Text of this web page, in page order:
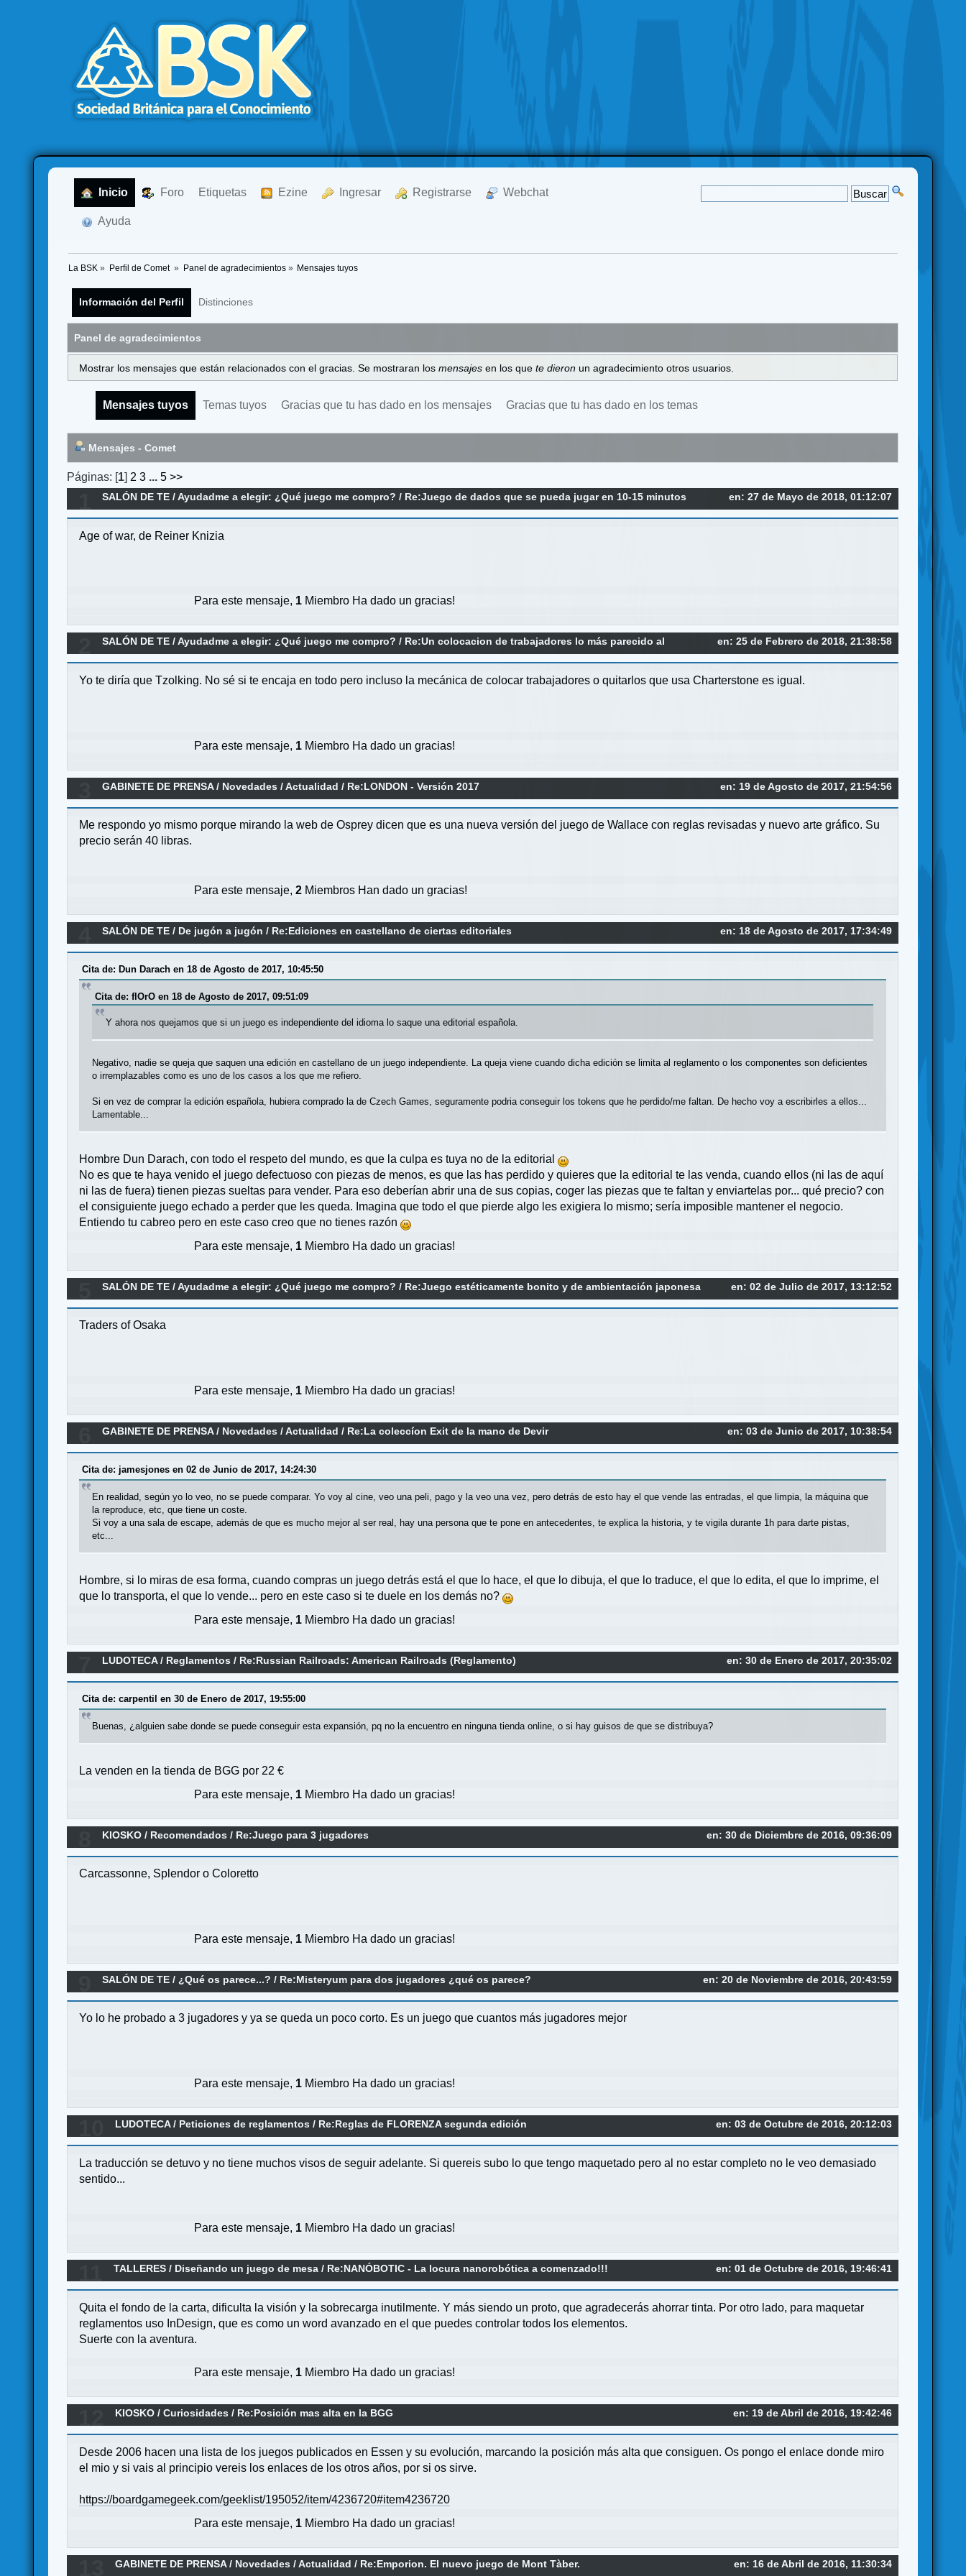
Inicio Foro Etiquetas Ezine Ingresar Registrarse Webchat
Ayuda
La BSK » Perfil de Comet » Panel de agradecimientos» Mensajes tuyos
Información del Perfil Distinciones
Panel de agradecimientos
Mostrar los mensajes que están relacionados con el gracias. Se mostraran los mensajes en los que te dieron un agradecimiento otros usuarios.
Mensajes tuyos Temas tuyos Gracias que tu has dado en los mensajes Gracias que tu has dado en los temas
Mensajes - Comet
Páginas: [1] 2 3 ...5 >>
en: 27 de Mayo de 2018, 01:12:07
SALÓN DE TE /Ayudadme a elegir: ¿Qué juego me compro? / Re:Juego de dados que se pueda jugar en 10-15 minutos
Age of war, de Reiner Knizia
Para este mensaje, 1 Miembro Ha dado un gracias!
en: 25 de Febrero de 2018, 21:38:58
SALÓN DE TE /Ayudadme a elegir: ¿Qué juego me compro? / Re:Un colocacion de trabajadores lo más parecido al
Chartestone pero sin Legacy
Yo te diría que Tzolking. No sé si te encaja en todo pero incluso la mecánica de colocar trabajadores o quitarlos que usa Charterstone es igual.
Para este mensaje, 1 Miembro Ha dado un gracias!
en: 19 de Agosto de 2017, 21:54:56
GABINETE DE PRENSA/ Novedades / Actualidad / Re:LONDON - Versión 2017
Me respondo yo mismo porque mirando la web de Osprey dicen que es una nueva versión del juego de Wallace con reglas revisadas y nuevo arte gráfico. Su
precio serán 40 libras.
Para este mensaje,2 Miembros Han dado un gracias!
en: 18 de Agosto de 2017, 17:34:49
SALÓN DE TE / De jugón a jugón / Re:Ediciones en castellano de ciertas editoriales
Cita de: Dun Darach en 18 de Agosto de 2017, 10:45:50
Cita de: flOrO en 18 de Agosto de 2017, 09:51:09
Y ahora nos quejamos que si un juego es independiente del idioma lo saque una editorial española.
Negativo, nadie se queja que saquen una edición en castellano de un juego independiente. La queja viene cuando dicha edición se limita al reglamento o los componentes son deficientes
o irremplazables como es uno de los casos a los que me refiero.
Si en vez de comprar la edición española, hubiera comprado la de Czech Games, seguramente podria conseguir los tokens que he perdido/me faltan. De hecho voy a escribirles a ellos...
Lamentable...
Hombre Dun Darach, con todo el respeto del mundo, es que la culpa es tuya no de la editorial
No es que te haya venido el juego defectuoso con piezas de menos, es que las has perdido y quieres que la editorial te las venda, cuando ellos (ni las de aquí
ni las de fuera) tienen piezas sueltas para vender. Para eso deberían abrir una de sus copias, coger las piezas que te faltan y enviartelas por... qué precio? con
el consiguiente juego echado a perder que les queda. Imagina que todo el que pierde algo les exigiera lo mismo; sería imposible mantener el negocio.
Entiendo tu cabreo pero en este caso creo que no tienes razón
Para este mensaje, 1 Miembro Ha dado un gracias!
en: 02 de Julio de 2017, 13:12:52
SALÓN DE TE /Ayudadme a elegir: ¿Qué juego me compro? / Re:Juego estéticamente bonito y de ambientación japonesa
Traders of Osaka
Para este mensaje, 1 Miembro Ha dado un gracias!
en: 03 de Junio de 2017, 10:38:54
GABINETE DE PRENSA/ Novedades / Actualidad / Re:La coleccíon Exit de la mano de Devir
Cita de: jamesjones en 02 de Junio de 2017, 14:24:30
En realidad, según yo lo veo, no se puede comparar. Yo voy al cine, veo una peli, pago y la veo una vez, pero detrás de esto hay el que vende las entradas, el que limpia, la máquina que
la reproduce, etc, que tiene un coste.
Si voy a una sala de escape, además de que es mucho mejor al ser real, hay una persona que te pone en antecedentes, te explica la historia, y te vigila durante 1h para darte pistas,
etc...
Hombre, si lo miras de esa forma, cuando compras un juego detrás está el que lo hace, el que lo dibuja, el que lo traduce, el que lo edita, el que lo imprime, el
que lo transporta, el que lo vende... pero en este caso si te duele en los demás no?
Para este mensaje, 1 Miembro Ha dado un gracias!
en: 30 de Enero de 2017, 20:35:02
LUDOTECA/ Reglamentos / Re:Russian Railroads: American Railroads (Reglamento)
Cita de: carpentil en 30 de Enero de 2017, 19:55:00
Buenas, ¿alguien sabe donde se puede conseguir esta expansión, pq no la encuentro en ninguna tienda online, o si hay guisos de que se distribuya?
La venden en la tienda de BGG por 22 €
Para este mensaje, 1 Miembro Ha dado un gracias!
en: 30 de Diciembre de 2016, 09:36:09
KIOSKO / Recomendados / Re:Juego para 3 jugadores
Carcassonne, Splendor o Coloretto
Para este mensaje, 1 Miembro Ha dado un gracias!
en: 20 de Noviembre de 2016, 20:43:59
SALÓN DE TE / ¿Qué os parece...? / Re:Misteryum para dos jugadores ¿qué os parece?
Yo lo he probado a 3 jugadores y ya se queda un poco corto. Es un juego que cuantos más jugadores mejor
Para este mensaje, 1 Miembro Ha dado un gracias!
en: 03 de Octubre de 2016, 20:12:03
LUDOTECA/ Peticiones de reglamentos / Re:Reglas de FLORENZA segunda edición
La traducción se detuvo y no tiene muchos visos de seguir adelante. Si quereis subo lo que tengo maquetado pero al no estar completo no le veo demasiado
sentido...
Para este mensaje, 1 Miembro Ha dado un gracias!
en: 01 de Octubre de 2016, 19:46:41
TALLERES / Diseñando un juego de mesa / Re:NANÓBOTIC - La locura nanorobótica a comenzado!!!
Quita el fondo de la carta, dificulta la visión y la sobrecarga inutilmente. Y más siendo un proto, que agradecerás ahorrar tinta. Por otro lado, para maquetar
reglamentos uso InDesign, que es como un word avanzado en el que puedes controlar todos los elementos.
Suerte con la aventura.
Para este mensaje, 1 Miembro Ha dado un gracias!
en: 19 de Abril de 2016, 19:42:46
KIOSKO /Curiosidades / Re:Posición mas alta en la BGG
Desde 2006 hacen una lista de los juegos publicados en Essen y su evolución, marcando la posición más alta que consiguen. Os pongo el enlace donde miro
el mio y si vais al principio vereis los enlaces de los otros años, por si os sirve.
https://boardgamegeek.com/geeklist/195052/item/4236720#item4236720
Para este mensaje, 1 Miembro Ha dado un gracias!
en: 16 de Abril de 2016, 11:30:34
GABINETE DE PRENSA/ Novedades / Actualidad / Re:Emporion. El nuevo juego de Mont Tàber.